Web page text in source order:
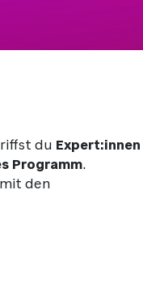
du Expert:innen
Programm.
den